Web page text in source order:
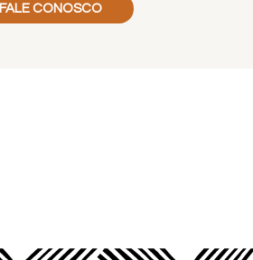
FALE CONOSCO